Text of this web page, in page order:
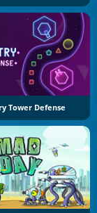
Tower Defense